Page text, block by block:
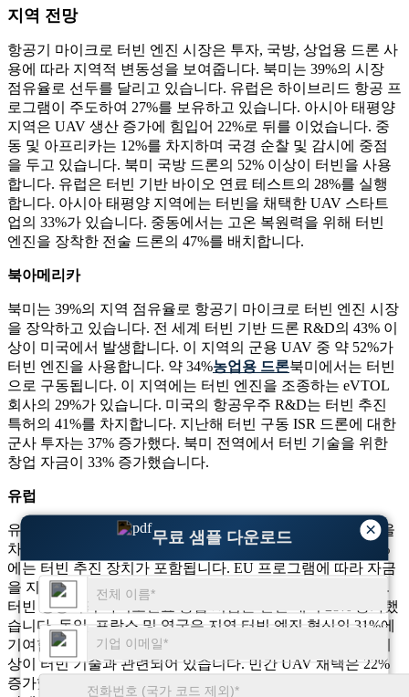
×
무료 샘플 다운로드
지역 전망
항공기 마이크로 터빈 엔진 시장은 투자, 국방, 상업용 드론 사
용에 따라 지역적 변동성을 보여줍니다. 북미는 39%의 시장
점유율로 선두를 달리고 있습니다. 유럽은 하이브리드 항공 프
로그램이 주도하여 27%를 보유하고 있습니다. 아시아 태평양
지역은 UAV 생산 증가에 힘입어 22%로 뒤를 이었습니다. 중
동 및 아프리카는 12%를 차지하며 국경 순찰 및 감시에 중점
을 두고 있습니다. 북미 국방 드론의 52% 이상이 터빈을 사용
합니다. 유럽은 터빈 기반 바이오 연료 테스트의 28%를 실행
합니다. 아시아 태평양 지역에는 터빈을 채택한 UAV 스타트
업의 33%가 있습니다. 중동에서는 고온 복원력을 위해 터빈
엔진을 장착한 전술 드론의 47%를 배치합니다.
북아메리카
북미는 39%의 지역 점유율로 항공기 마이크로 터빈 엔진 시장
을 장악하고 있습니다. 전 세계 터빈 기반 드론 R&D의 43% 이
상이 미국에서 발생합니다. 이 지역의 군용 UAV 중 약 52%가
터빈 엔진을 사용합니다. 약 34%농업용 드론북미에서는 터빈
으로 구동됩니다. 이 지역에는 터빈 엔진을 조종하는 eVTOL
회사의 29%가 있습니다. 미국의 항공우주 R&D는 터빈 추진
특허의 41%를 차지합니다. 지난해 터빈 구동 ISR 드론에 대한
군사 투자는 37% 증가했다. 북미 전역에서 터빈 기술을 위한
창업 자금이 33% 증가했습니다.
유럽
유럽은 항공기 마이크로 터빈 엔진 시장에서 27%의 점유율을
차지하고 있습니다. EU 하이브리드 항공 프로젝트의 약 33%
에는 터빈 추진 장치가 포함됩니다. EU 프로그램에 따라 자금
을 지원받는 군용 UAV의 약 41%가 터빈 엔진을 사용합니다.
터빈 항공기의 바이오연료 통합 시험은 전년 대비 28% 증가했
습니다. 독일, 프랑스 및 영국은 지역 터빈 엔진 혁신의 31%에
기여합니다. 유럽의 항공우주 추진 분야 특허 출원 중 29% 이
상이 터빈 기술과 관련되어 있습니다. 민간 UAV 채택은 22%
증가했으며, 터빈 R&D를 지원하는 민관 R&D 파트너십은 2년